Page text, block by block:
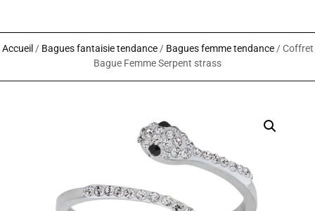
Accueil / Bagues fantaisie tendance/ Bagues femme tendance/ Coffret
Bague Femme Serpent strass